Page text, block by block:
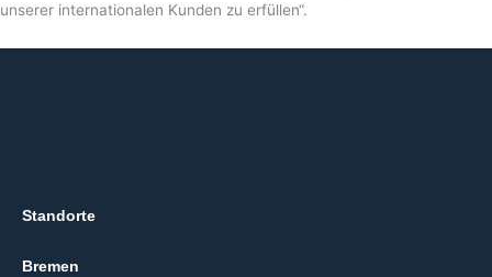
unserer internationalen Kunden zu erfüllen“.
Standorte
Bremen